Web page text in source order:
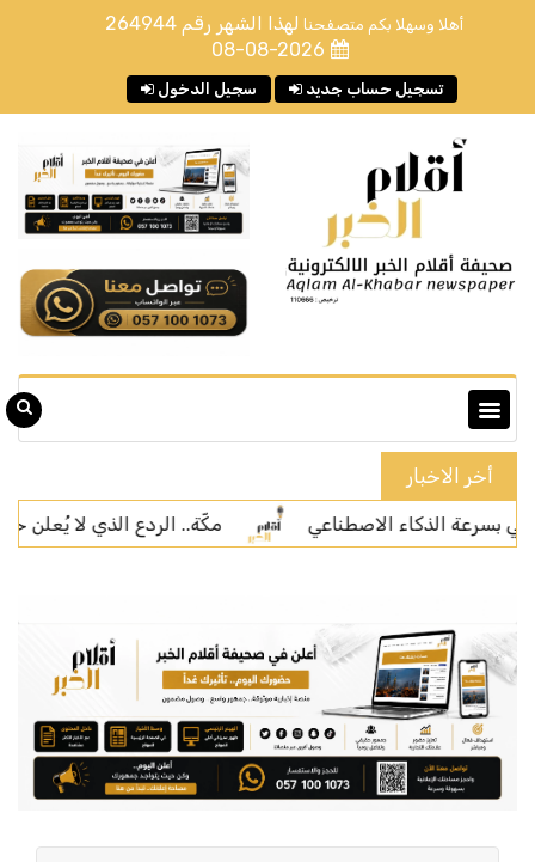
أهلا وسهلا بكم متصفحنا لهذا الشهر رقم 264944
08-08-2026
سجيل الدخول تسجيل حساب جديد
أخر الاخبار
الاصطناعي مكّة.. الردع الذي لا يُعلن حربًا